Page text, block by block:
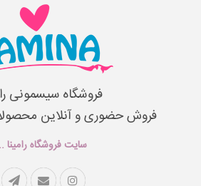
فروشگاه سیسمونی
فروش حضوری و آنلاین
سایت فروشگاه رامینا